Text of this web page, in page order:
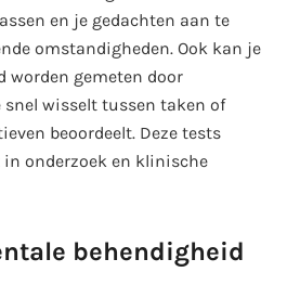
en je gedachten aan te
omstandigheden. Ook kan je
worden gemeten door
wisselt tussen taken of
beoordeelt. Deze tests
onderzoek en klinische
behendigheid